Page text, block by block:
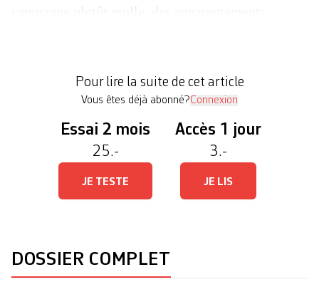
gauche de la […]
Pour lire la suite de cet article
Vous êtes déjà abonné?Connexion
Essai 2 mois
25.-
JE TESTE
Accès 1 jour
3.-
JE LIS
DOSSIER COMPLET